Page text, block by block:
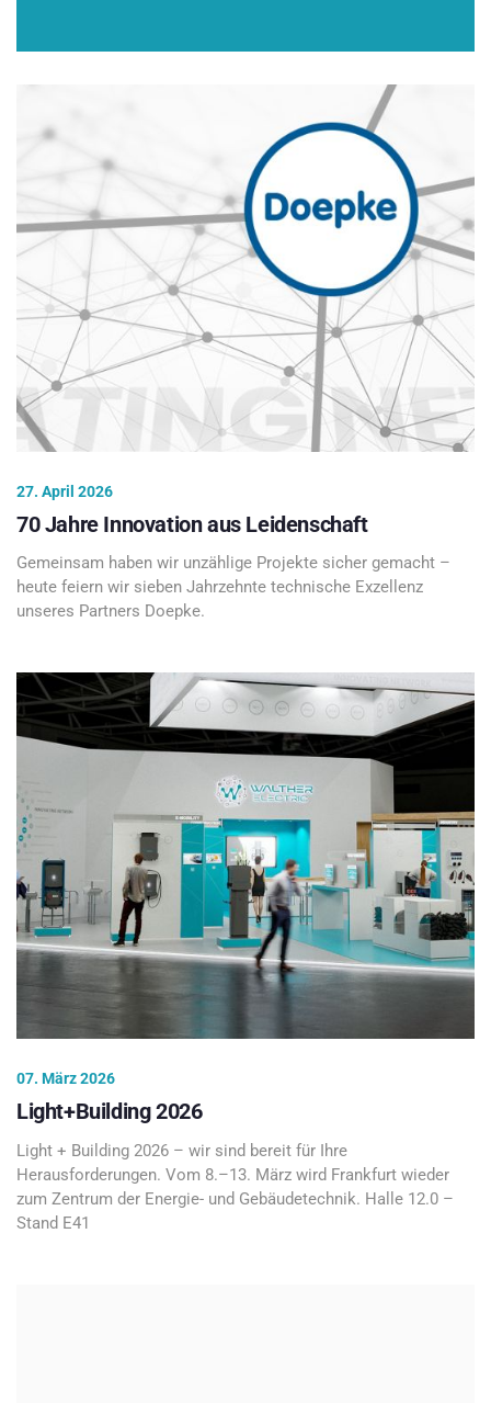
27. April 2026
70 Jahre Innovation aus Leidenschaft
Gemeinsam haben wir unzählige Projekte sicher gemacht –
heute feiern wir sieben Jahrzehnte technische Exzellenz
unseres Partners Doepke.
07. März 2026
Light+Building 2026
Light + Building 2026 – wir sind bereit für Ihre
Herausforderungen. Vom 8.–13. März wird Frankfurt wieder
zum Zentrum der Energie- und Gebäudetechnik. Halle 12.0 –
Stand E41